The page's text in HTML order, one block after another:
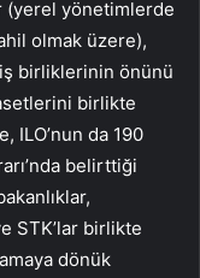
(yerel yönetimlerde
olmak üzere),
iş birliklerinin önünü
birlikte
ILO’nun da 190
belirttiği
STK’lar birlikte
dönük